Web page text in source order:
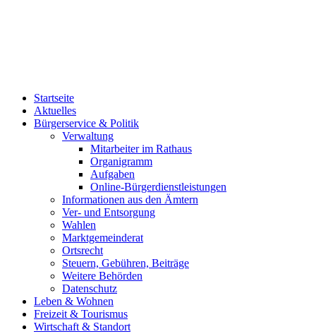
Startseite
Aktuelles
Bürgerservice & Politik
Verwaltung
Mitarbeiter im Rathaus
Organigramm
Aufgaben
Online-Bürgerdienstleistungen
Informationen aus den Ämtern
Ver- und Entsorgung
Wahlen
Marktgemeinderat
Ortsrecht
Steuern, Gebühren, Beiträge
Weitere Behörden
Datenschutz
Leben & Wohnen
Freizeit & Tourismus
Wirtschaft & Standort